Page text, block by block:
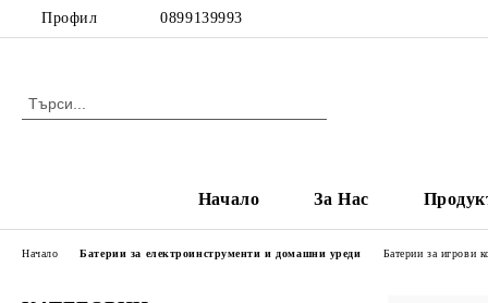
Профил 0899139993
Начало За Нас
Начало Батерии за електроинструменти и домашни уреди Батерии за игрови